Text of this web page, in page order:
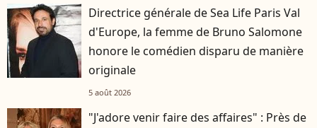
Directrice générale de Sea Life Paris Val
d'Europe, la femme de Bruno Salomone
honore le comédien disparu de manière
originale
5 août 2026
"J'adore venir faire des affaires" : Près de